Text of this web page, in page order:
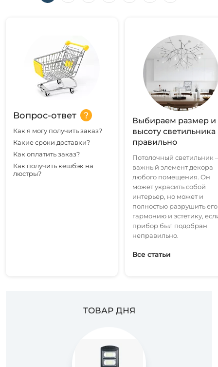
Вопрос-ответ
Как я могу получить заказ?
Какие сроки доставки?
Как оплатить заказ?
Как получить кешбэк на
люстры?
Выбираем размер и
высоту светильника
правильно
Потолочный светильник –
важный элемент декора
любого помещения. Он
может украсить собой
интерьер, но может и
полностью разрушить его
гармонию и эстетику,
прибор был подобран
неправильно.
Все статьи
ТОВАР ДНЯ